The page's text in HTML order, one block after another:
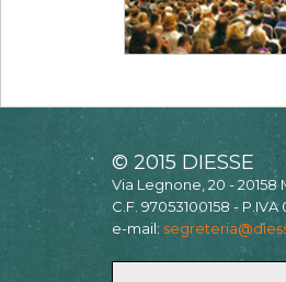
© 2015 DIESSE
Via Legnone, 20 - 20158
C.F. 97053100158 -
e-mail: